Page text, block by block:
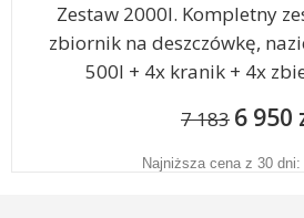
Zestaw 2000l. Kompletny
zbiornik na deszczówkę,
500l + 4x kranik + 4x
7 183 6 950
Najniższa cena z 30 dni: